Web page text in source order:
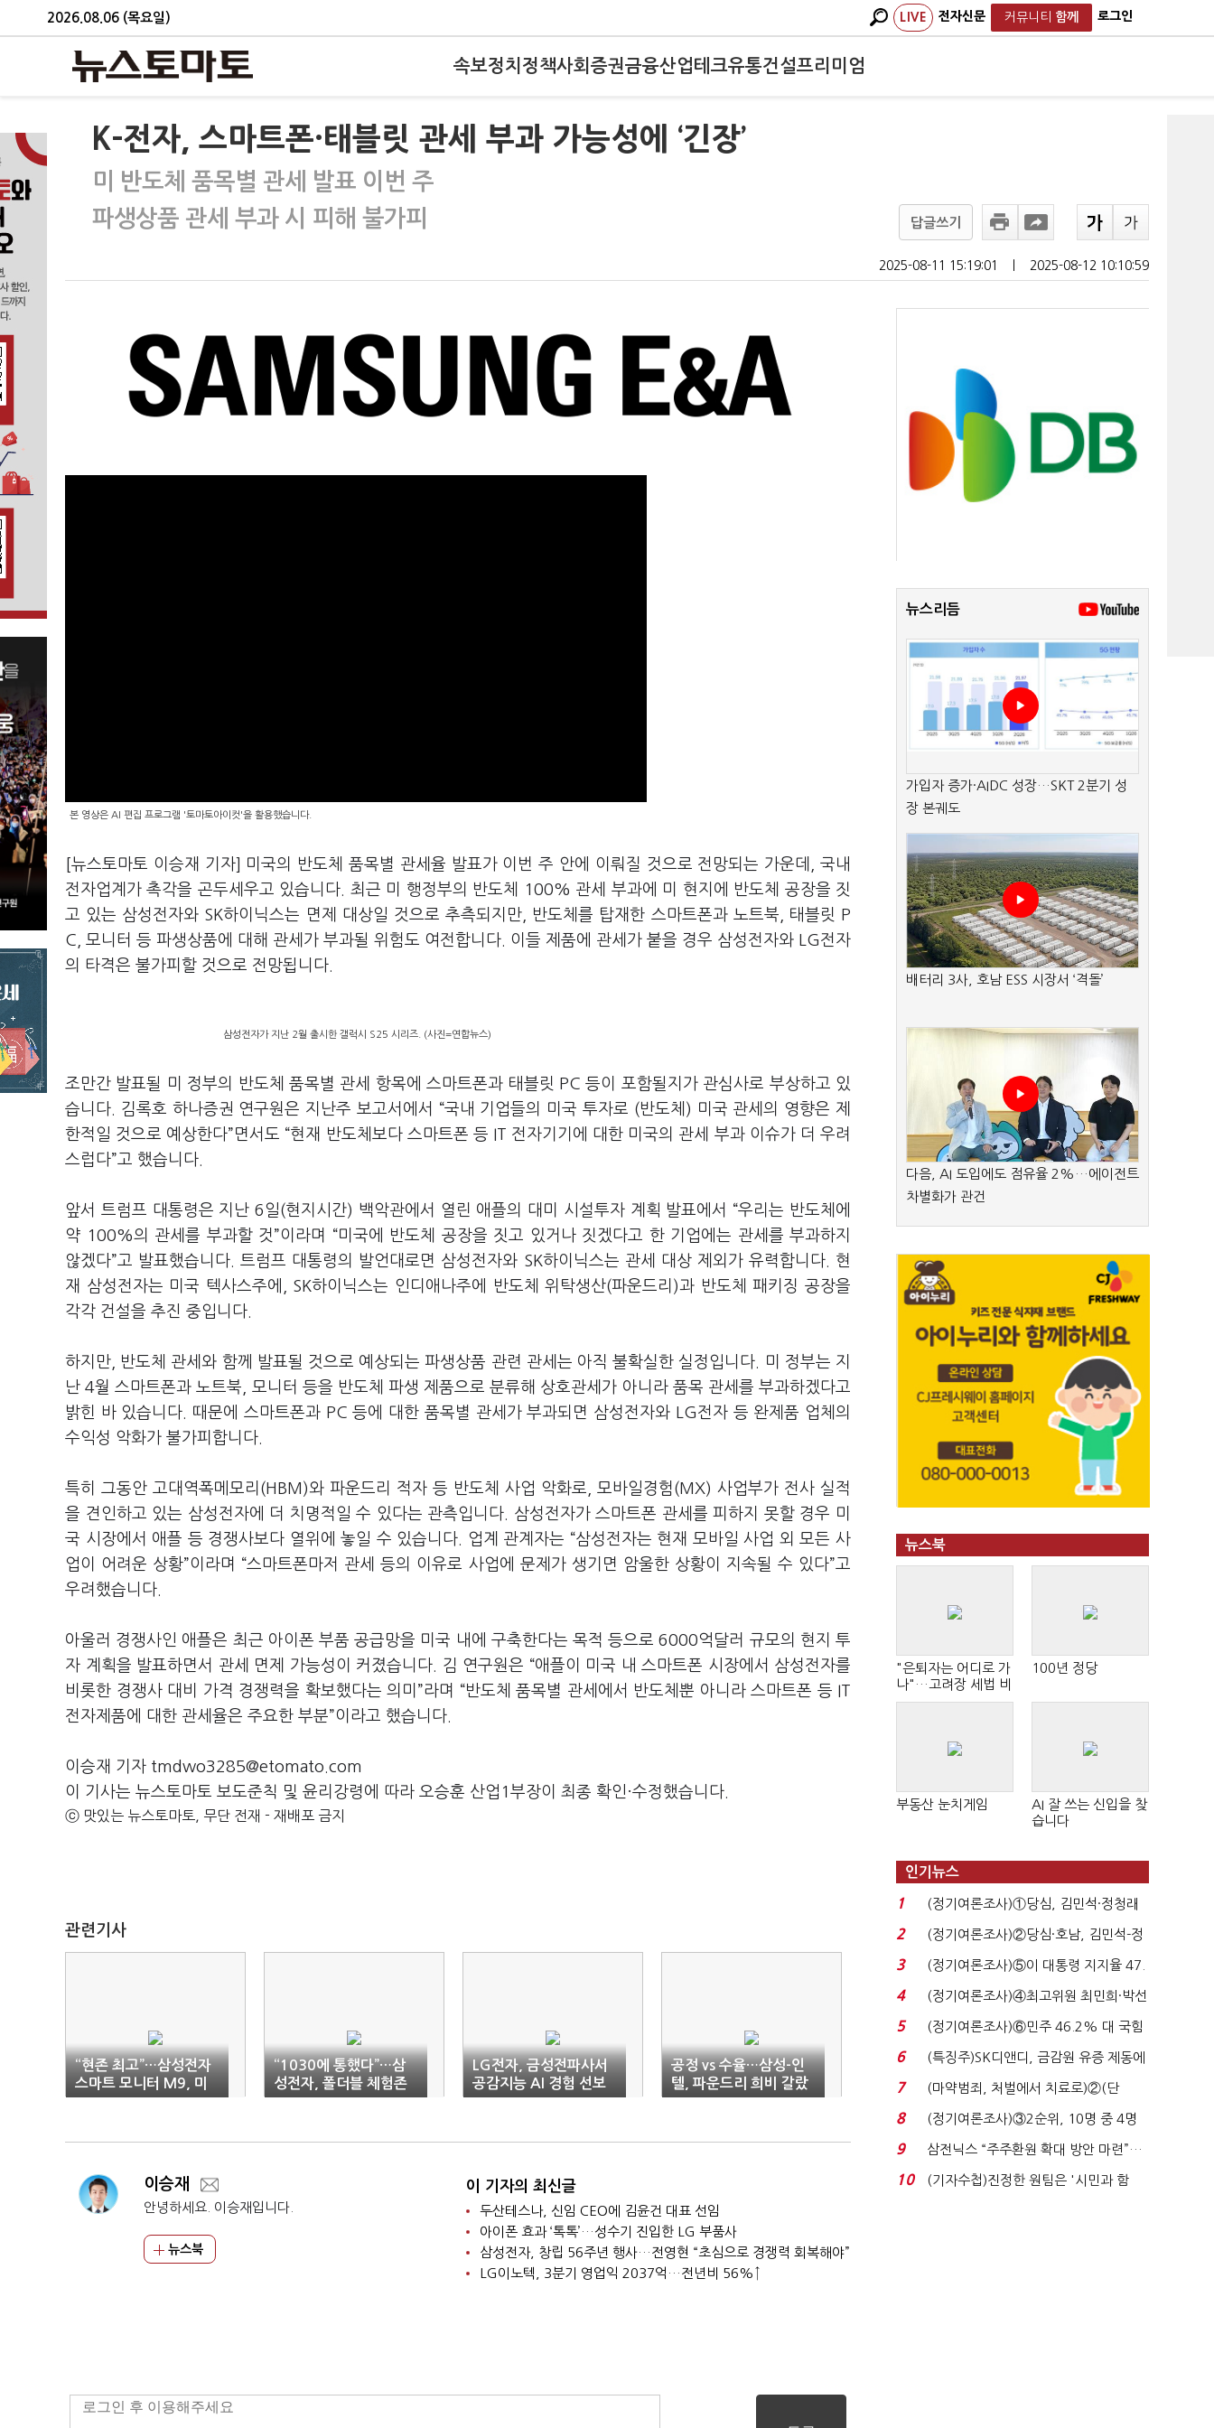
2026.08.06 (목요일) LIVE 전자신문 커뮤니티 함께 로그인
속보정치 정책사회 증권금융산업테크유통건설프리미엄
K-전자, 스마트폰·태블릿 관세 부과 가능성에 ‘긴장’
미 반도체 품목별 관세 발표 이번 주
파생상품 관세 부과 시 피해 불가피
답글쓰기
2025-08-11 15:19:01 2025-08-12 10:10:59
본 영상은 AI 편집 프로그램 '토마토아이컷'을 활용했습니다.
[뉴스토마토 이승재 기자] 미국의 반도체 품목별 관세율 발표가 이번 주 안에 이뤄질 것으로 전망되는 가운데, 국내
전자업계가 촉각을 곤두세우고 있습니다. 최근 미 행정부의 반도체 100% 관세 부과에 미 현지에 반도체 공장을 짓
고 있는 삼성전자와 SK하이닉스는 면제 대상일 것으로 추측되지만, 반도체를 탑재한 스마트폰과 노트북, 태블릿 P
C, 모니터 등 파생상품에 대해 관세가 부과될 위험도 여전합니다. 이들 제품에 관세가 붙을 경우 삼성전자와 LG전자
의 타격은 불가피할 것으로 전망됩니다.
삼성전자가 지난 2월 출시한 갤럭시 S25 시리즈. (사진=연합뉴스)
조만간 발표될 미 정부의 반도체 품목별 관세 항목에 스마트폰과 태블릿 PC 등이 포함될지가 관심사로 부상하고 있
습니다. 김록호 하나증권 연구원은 지난주 보고서에서 “국내 기업들의 미국 투자로 (반도체) 미국 관세의 영향은 제
한적일 것으로 예상한다”면서도 “현재 반도체보다 스마트폰 등 IT 전자기기에 대한 미국의 관세 부과 이슈가 더 우려
스럽다”고 했습니다.
앞서 트럼프 대통령은 지난 6일(현지시간) 백악관에서 열린 애플의 대미 시설투자 계획 발표에서 “우리는 반도체에
약 100%의 관세를 부과할 것”이라며 “미국에 반도체 공장을 짓고 있거나 짓겠다고 한 기업에는 관세를 부과하지
않겠다”고 발표했습니다. 트럼프 대통령의 발언대로면 삼성전자와 SK하이닉스는 관세 대상 제외가 유력합니다. 현
재 삼성전자는 미국 텍사스주에, SK하이닉스는 인디애나주에 반도체 위탁생산(파운드리)과 반도체 패키징 공장을
각각 건설을 추진 중입니다.
하지만, 반도체 관세와 함께 발표될 것으로 예상되는 파생상품 관련 관세는 아직 불확실한 실정입니다. 미 정부는 지
난 4월 스마트폰과 노트북, 모니터 등을 반도체 파생 제품으로 분류해 상호관세가 아니라 품목 관세를 부과하겠다고
밝힌 바 있습니다. 때문에 스마트폰과 PC 등에 대한 품목별 관세가 부과되면 삼성전자와 LG전자 등 완제품 업체의
수익성 악화가 불가피합니다.
특히 그동안 고대역폭메모리(HBM)와 파운드리 적자 등 반도체 사업 악화로, 모바일경험(MX) 사업부가 전사 실적
을 견인하고 있는 삼성전자에 더 치명적일 수 있다는 관측입니다. 삼성전자가 스마트폰 관세를 피하지 못할 경우 미
국 시장에서 애플 등 경쟁사보다 열위에 놓일 수 있습니다. 업계 관계자는 “삼성전자는 현재 모바일 사업 외 모든 사
업이 어려운 상황”이라며 “스마트폰마저 관세 등의 이유로 사업에 문제가 생기면 암울한 상황이 지속될 수 있다”고
우려했습니다.
아울러 경쟁사인 애플은 최근 아이폰 부품 공급망을 미국 내에 구축한다는 목적 등으로 6000억달러 규모의 현지 투
자 계획을 발표하면서 관세 면제 가능성이 커졌습니다. 김 연구원은 “애플이 미국 내 스마트폰 시장에서 삼성전자를
비롯한 경쟁사 대비 가격 경쟁력을 확보했다는 의미”라며 “반도체 품목별 관세에서 반도체뿐 아니라 스마트폰 등 IT
전자제품에 대한 관세율은 주요한 부분”이라고 했습니다.
이승재 기자 tmdwo3285@etomato.com
이 기사는 뉴스토마토 보도준칙 및 윤리강령에 따라 오승훈 산업1부장이 최종 확인·수정했습니다.
ⓒ 맛있는 뉴스토마토, 무단 전재 - 재배포 금지
관련기사
“현존 최고”…삼성전자
스마트 모니터 M9, 미
매체 호평 일색
“1030에 통했다”…삼
성전자, 폴더블 체험존
10만명 돌파
LG전자, 금성전파사서
공감지능 AI 경험 선보
인다
공정 vs 수율…삼성-인
텔, 파운드리 희비 갈랐
다
이승재
안녕하세요. 이승재입니다.
뉴스북
이 기자의 최신글
두산테스나, 신임 CEO에 김윤건 대표 선임
아이폰 효과 ‘톡톡’…성수기 진입한 LG 부품사
삼성전자, 창립 56주년 행사…전영현 “초심으로 경쟁력 회복해야”
LG이노텍, 3분기 영업익 2037억…전년비 56%↑
뉴스리듬
가입자 증가·AIDC 성장…SKT 2분기 성
장 본궤도
배터리 3사, 호남 ESS 시장서 ‘격돌’
다음, AI 도입에도 점유율 2%…에이전트
차별화가 관건
뉴스북
"은퇴자는 어디로 가
나"…고려장 세법 비
판 확산
100년 정당
부동산 눈치게임
AI 잘 쓰는 신입을 찾
습니다
인기뉴스
1
(정기여론조사)①당심, 김민석·정청래
'초접전'…대통령 ...
2
(정기여론조사)②당심·호남, 김민석-정
청래 '초접전'...
3
(정기여론조사)⑤이 대통령 지지율 47.
7%…일주일 만에 ...
4
(정기여론조사)④최고위원 최민희·박선
원 '양강'…서미...
5
(정기여론조사)⑥민주 46.2% 대 국힘
31.0%…오차범위 밖 ...
6
(특징주)SK디앤디, 금감원 유증 제동에
장 초반 상한가...
7
(마약범죄, 처벌에서 치료로)②(단
독)"마약은 전염병…여성...
8
(정기여론조사)③2순위, 10명 중 4명
'송영길'…정청래 '한 ...
9
삼전닉스 “주주환원 확대 방안 마련”…
로이터에 성명...
10
(기자수첩)진정한 원팀은 '시민과 함